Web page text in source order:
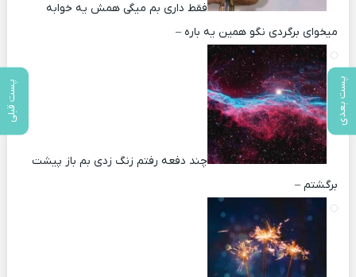
پست بعدی پست قبلی
فقط داری بم میگی همش یه خوابه
میخوای برگردی نگو همین یه باره –
چند دفعه رفتم زنگ زدی بم باز پیشت
برگشتم –